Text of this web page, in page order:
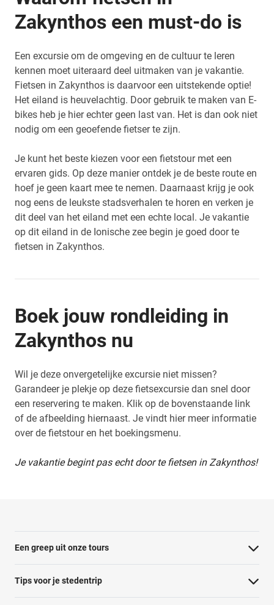
Zakynthos een must-do is
Een excursie om de omgeving en de cultuur te leren
kennen moet uiteraard deel uitmaken van je vakantie.
Fietsen in Zakynthos is daarvoor een uitstekende optie!
Het eiland is heuvelachtig. Door gebruik te maken van E-
bikes heb je hier echter geen last van. Het is dan ook niet
nodig om een geoefende fietser te zijn.
Je kunt het beste kiezen voor een fietstour met een
ervaren gids. Op deze manier ontdek je de beste route en
hoef je geen kaart mee te nemen. Daarnaast krijg je ook
nog eens de leukste stadsverhalen te horen en verken je
dit deel van het eiland met een echte local. Je vakantie
op dit eiland in de Ionische zee begin je goed door te
fietsen in Zakynthos.
Boek jouw rondleiding in
Zakynthos nu
Wil je deze onvergetelijke excursie niet missen?
Garandeer je plekje op deze fietsexcursie dan snel door
een reservering te maken. Klik op de bovenstaande link
of de afbeelding hiernaast. Je vindt hier meer informatie
over de fietstour en het boekingsmenu.
Je vakantie begint pas echt door te fietsen in Zakynthos!
Een greep uit onze tours
Barcelona Panorama tour
Dubai Highlights fietstour
Tips voor je stedentrip